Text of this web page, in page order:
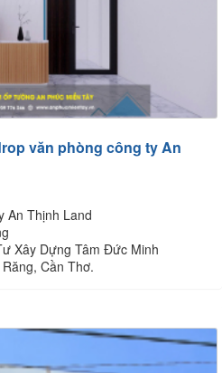
văn phòng công ty An
An Thịnh Land
Xây Dựng Tâm Đức Minh
Cần Thơ.